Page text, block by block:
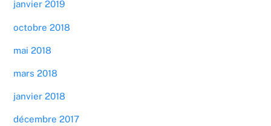
janvier 2019
octobre 2018
mai 2018
mars 2018
janvier 2018
décembre 2017